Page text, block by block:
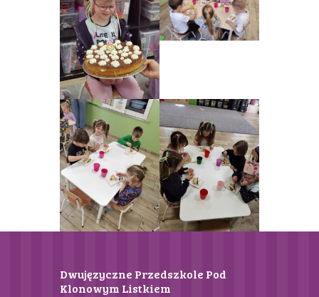
Dwujęzyczne Przedszkole Pod
Klonowym Listkiem